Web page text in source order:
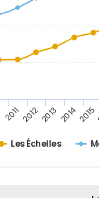
Les Échelles
2011 20122013 20142015